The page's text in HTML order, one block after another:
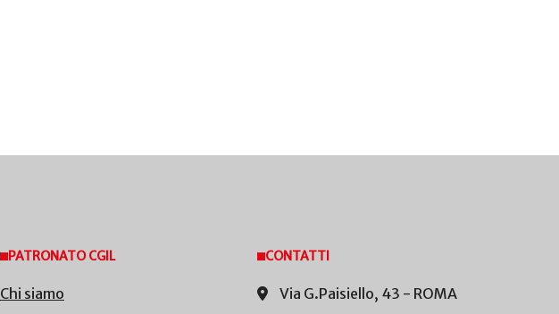
PATRONATO CGIL
Chi siamo
CONTATTI
Via G.Paisiello, 43 - ROMA